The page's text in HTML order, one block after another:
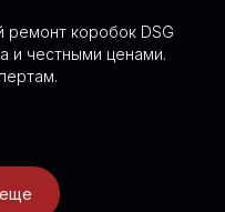
ремонт коробок DSG
и честными ценами.